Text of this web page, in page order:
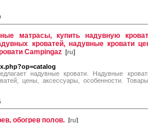
матрасы, купить надувную
кроватей, надувные кровати
Campingaz [ru]
надувные кровати. Надувные
цены, аксессуары, особенности.
обогрев полов. [ru]